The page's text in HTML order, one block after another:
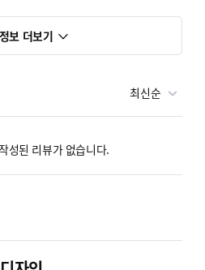
보 더보기
최신순
성된 리뷰가 없습니다.